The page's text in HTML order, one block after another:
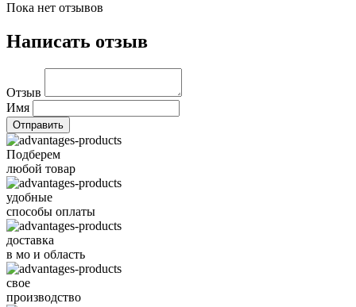
Пока нет отзывов
Написать отзыв
Отзыв
Имя
Подберем
любой товар
удобные
способы оплаты
доставка
в мо и область
свое
производство